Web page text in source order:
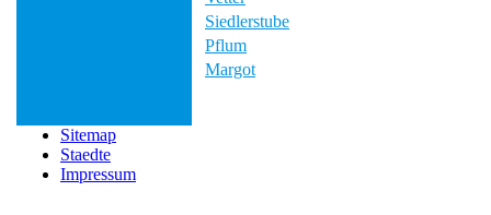
Siedlerstube
Pflum
Margot
Sitemap
Staedte
Impressum